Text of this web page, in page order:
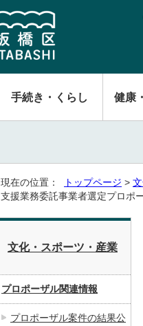
手続き・くらし 健康
現在の位置： トップページ >
支援業務委託事業者選定プロポ
文化・スポーツ・産業
プロポーザル関連情報
プロポーザル案件の結果公